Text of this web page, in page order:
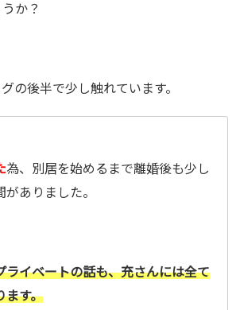
か？
の後半で少し触れています。
為、別居を始めるまで離婚後も少し
ありました。
ライベートの話も、充さんには全て
ます。